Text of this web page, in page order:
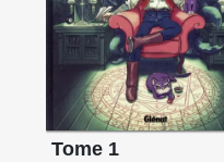
Tome 1